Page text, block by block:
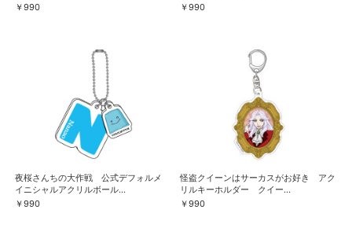
￥990
￥990
夜桜さんちの大作戦 公式デフォルメ
イニシャルアクリルボール...
￥990
怪盗クイーンはサーカスがお好き アク
リルキーホルダー クイー...
￥990